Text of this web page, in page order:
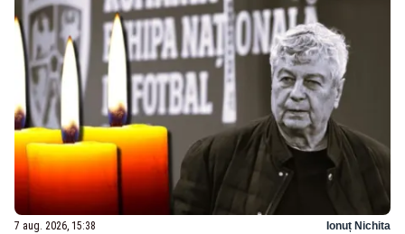
7 aug. 2026, 15:38 Ionuț Nichita